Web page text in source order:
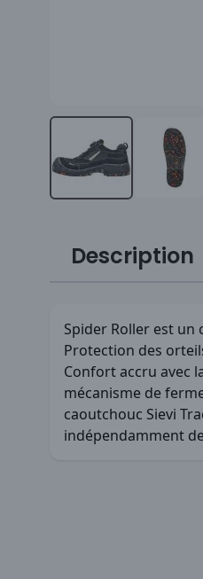
Description
Spider Roller est un
Protection des
Confort accru avec
mécanisme de
caoutchouc Sievi
indépendamment